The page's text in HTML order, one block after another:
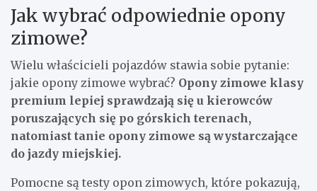
Jak wybrać odpowiednie opony
zimowe?
Wielu właścicieli pojazdów stawia sobie pytanie:
jakie opony zimowe wybrać? Opony zimowe klasy
premium lepiej sprawdzają się u kierowców
poruszających się po górskich terenach,
natomiast tanie opony zimowe są wystarczające
do jazdy miejskiej.
Pomocne są testy opon zimowych, które pokazują,